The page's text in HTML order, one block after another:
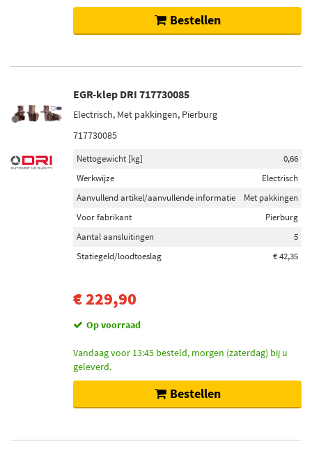
Bestellen
EGR-klep DRI 717730085
Electrisch, Met pakkingen, Pierburg
717730085
Nettogewicht [kg]
0,66
Werkwijze
Electrisch
Aanvullend artikel/aanvullende informatie
Met pakkingen
Voor fabrikant
Pierburg
Aantal aansluitingen
5
Statiegeld/loodtoeslag
€ 42,35
€ 229,90
Op voorraad
Vandaag voor 13:45 besteld, morgen (zaterdag) bij u
geleverd.
Bestellen